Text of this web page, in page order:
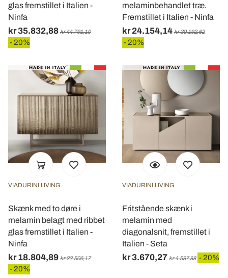
glas fremstillet i Italien -
Ninfa
kr 35.832,88 kr 44.791,10
- 20%
melaminbehandlet træ.
Fremstillet i Italien - Ninfa
kr 24.154,14 kr 30.192,62
- 20%
VIADURINI LIVING
Skænk med to døre i
melamin belagt med ribbet
glas fremstillet i Italien -
Ninfa
kr 18.804,89 kr 23.506,17
- 20%
VIADURINI LIVING
Fritstående skænk i
melamin med
diagonalsnit, fremstillet i
Italien - Seta
kr 3.670,27 kr 4.587,88 - 20%